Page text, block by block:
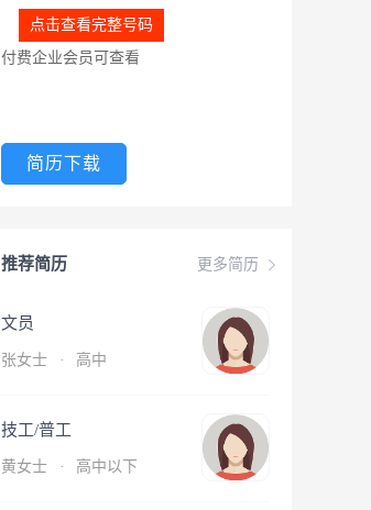
点击查看完整号码
付费企业会员可查看
简历下载
更多简历
推荐简历
文员
张女士 · 高中
技工/普工
黄女士 · 高中以下